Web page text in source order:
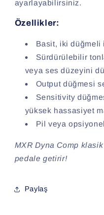
ayarlayabilirsiniz.
Özellikler:
Basit, iki düğmeli
Sürdürülebilir
veya ses düzeyini
Output düğmesi
Sensitivity
yüksek hassasiyet
Pil veya
MXR Dyna Comp
pedale getirir!
Paylaş